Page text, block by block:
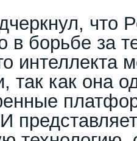
что
в борьбе за
интеллекта
так как она